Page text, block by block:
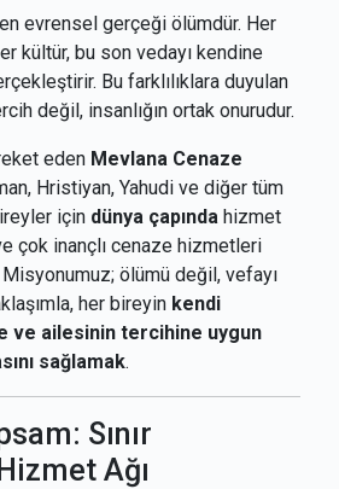
en evrensel gerçeği ölümdür. Her
kültür, bu son vedayı kendine
Bu farklılıklara duyulan
değil, insanlığın ortak onurudur.
eden Mevlana Cenaze
Hristiyan, Yahudi ve diğer tüm
için dünya çapında hizmet
çok inançlı cenaze hizmetleri
ölümü değil, vefayı
her bireyin kendi
ve ailesinin tercihine uygun
sağlamak.
Sınır
Ağı